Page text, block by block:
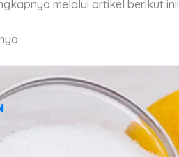
melalui artikel berikut ini!